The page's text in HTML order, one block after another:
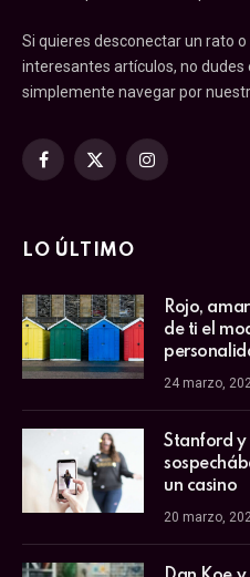
Si quieres desconectar un rato
interesantes artículos, no dudes
simplemente navegar por
Facebook
X
Instagram
LO ÚLTIMO
Rojo,
de ti el
24 marzo,
Stanford y
un casino
20 marzo,